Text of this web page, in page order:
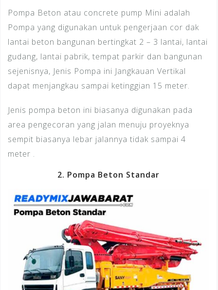
Pompa Beton atau concrete pump Mini adalah
Pompa yang digunakan untuk pengerjaan cor dak
lantai beton bangunan bertingkat 2 – 3 lantai, lantai
gudang, lantai pabrik, tempat parkir dan bangunan
sejenisnya, Jenis Pompa ini Jangkauan Vertikal
dapat menjangkau sampai ketinggian 15 meter.
Jenis pompa beton ini biasanya digunakan pada
area pengecoran yang jalan menuju proyeknya
sempit biasanya lebar jalannya tidak sampai 4
meter .
2. Pompa Beton Standar